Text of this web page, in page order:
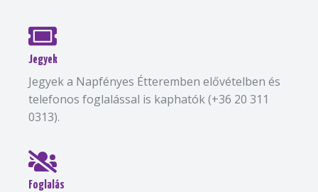
Jegyek
Jegyek a Napfényes Étteremben elővételben és
telefonos foglalással is kaphatók (+36 20 311
0313).
Foglalás